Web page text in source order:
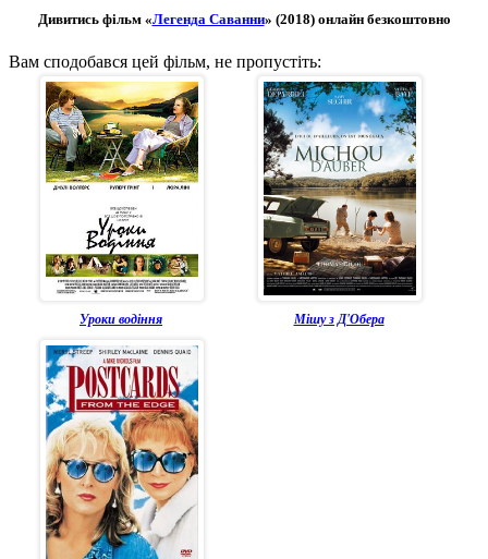
Дивитись фільм «Легенда Саванни» (2018) онлайн безкоштовно
Вам сподобався цей фільм, не пропустіть:
Уроки водіння Мішу з Д'Обера